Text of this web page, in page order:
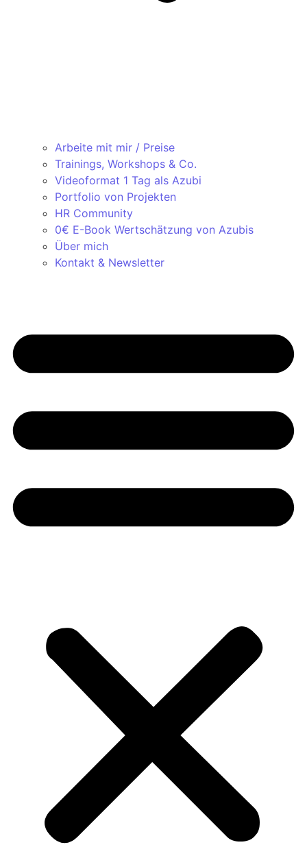
Arbeite mit mir / Preise
Trainings, Workshops & Co.
Videoformat 1 Tag als Azubi
Portfolio von Projekten
HR Community
0€ E-Book Wertschätzung von Azubis
Über mich
Kontakt & Newsletter